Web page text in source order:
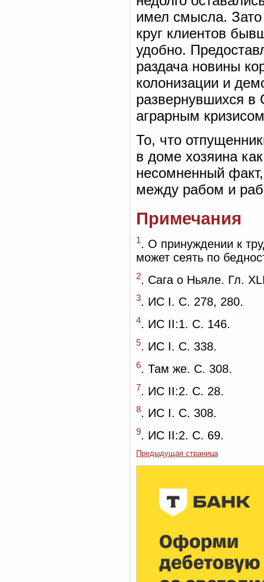
имел смысла.
круг клиентов
удобно.
раздача новины
колонизации и
развернувшихся
аграрным
То, что
в доме хозяина
несомненный
между рабом и
Примечания
1. О принуждении к
может сеять по
2 . Сага о Ньяле. Гл.
3. ИС I. С. 278, 280.
4. ИС II:1. С. 146.
5. ИС I. С. 338.
6. Там же. С. 308.
7. ИС II:2. С. 28.
8. ИС I. С. 308.
9. ИС II:2. С. 69.
Предыдущая страница